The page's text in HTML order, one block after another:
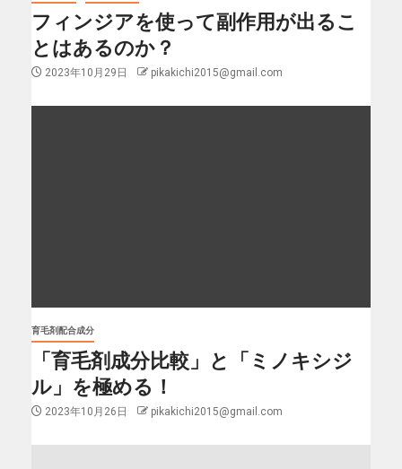
フィンジアを使って副作用が出るこ
とはあるのか？
2023年10月29日 pikakichi2015@gmail.com
育毛剤配合成分
「育毛剤成分比較」と「ミノキシジ
ル」を極める！
2023年10月26日 pikakichi2015@gmail.com